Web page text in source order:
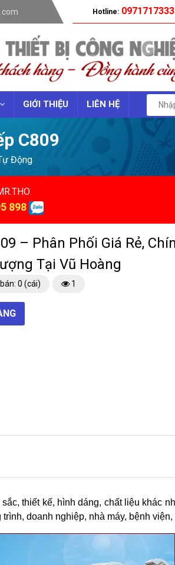
Hotline: 0971717333
GIỚI THIỆU LIÊN HỆ
C809
Động
898
– Phân Phối Giá Rẻ,
Tại Vũ Hoàng
0 (cái) 1
thiết kế, hình dáng, chất liệu khác
doanh nghiệp, nhà máy, bệnh